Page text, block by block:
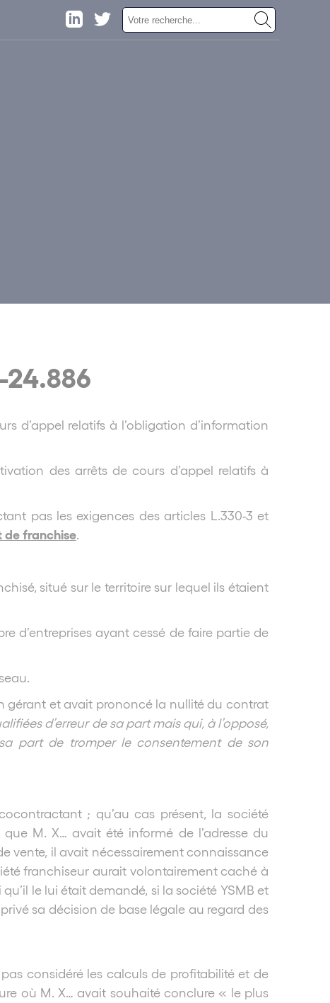
24.886
d’appel relatifs à l’obligation d’information
des arrêts de cours d’appel relatifs à
pas les exigences des articles L.330-3 et
de franchise
situé sur le territoire sur lequel ils étaient
d’entreprises ayant cessé de faire partie de
gérant et avait prononcé la nullité du contrat
d’erreur de sa part mais qui, à l’opposé,
part de tromper le consentement de son
; qu’au cas présent, la société
M. X… avait été informé de l’adresse du
vente, il avait nécessairement connaissance
franchiseur aurait volontairement caché à
le lui était demandé, si la société YSMB et
sa décision de base légale au regard des
considéré les calculs de profitabilité et de
où M. X… avait souhaité conclure « le plus